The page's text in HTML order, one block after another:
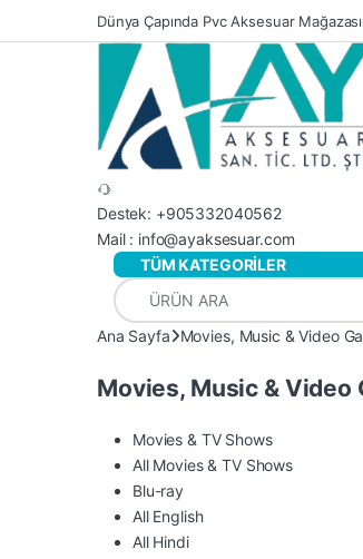
Skip to navigation
Skip to contentDünya Çapında Pvc Aksesuar
Destek: +905332040562
Mail : info@ayaksesuar.com
TÜM KATEGORİLER
Search for:
Ana Sayfa Movies, Music & Video
Movies, Music & Video
Movies & TV Shows
All Movies & TV Shows
Blu-ray
All English
All Hindi